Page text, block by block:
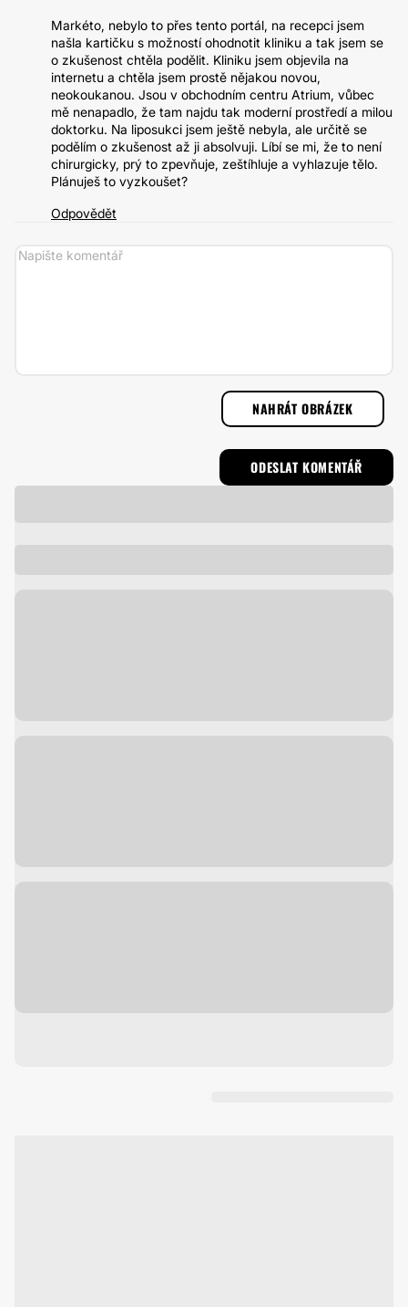
Markéto, nebylo to přes tento portál, na recepci jsem
našla kartičku s možností ohodnotit kliniku a tak jsem se
o zkušenost chtěla podělit. Kliniku jsem objevila na
internetu a chtěla jsem prostě nějakou novou,
neokoukanou. Jsou v obchodním centru Atrium, vůbec
mě nenapadlo, že tam najdu tak moderní prostředí a milou
doktorku. Na liposukci jsem ještě nebyla, ale určitě se
podělím o zkušenost až ji absolvuji. Líbí se mi, že to není
chirurgicky, prý to zpevňuje, zeštíhluje a vyhlazuje tělo.
Plánuješ to vyzkoušet?
Odpovědět
NAHRÁT OBRÁZEK